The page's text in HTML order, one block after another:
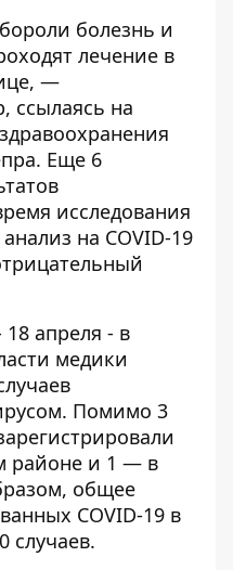
болезнь и
лечение в
—
, ссылаясь на
. Еще 6
исследования
на COVID-19
апреля - в
медики
Помимо 3
районе и 1 — в
общее
COVID-19 в
случаев.